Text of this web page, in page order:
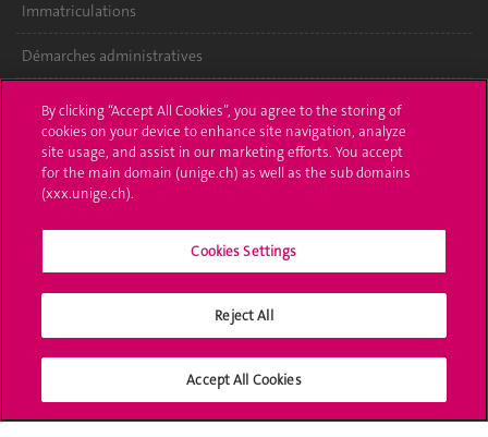
Immatriculations
Démarches administratives
Poser une question
L'UNIGE vous informe
UNIGE Mobile
Médias
Médias sociaux UNIGE
By clicking “Accept All Cookies”, you agree to the storing of
cookies on your device to enhance site navigation, analyze
site usage, and assist in our marketing efforts. You accept
for the main domain (unige.ch) as well as the sub domains
(xxx.unige.ch).
Cookies Settings
Reject All
Accept All Cookies